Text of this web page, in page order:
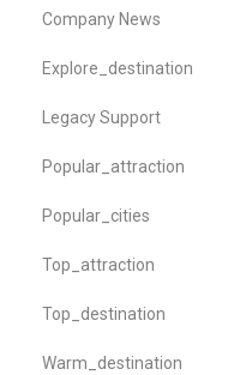
Company News
Explore_destination
Legacy Support
Popular_attraction
Popular_cities
Top_attraction
Top_destination
Warm_destination